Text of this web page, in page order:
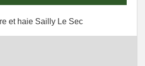
et haie Sailly Le Sec